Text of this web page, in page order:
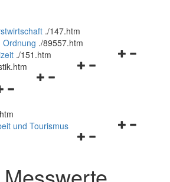
./147.htm
Ordnung ./89557.htm
Navigationsmenü
./151.htm
Navigationsmenü
Navigationsmenü
schließen
und Tourismus